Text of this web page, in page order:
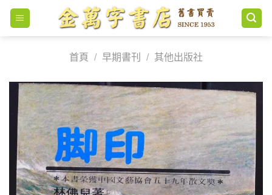
Skip
content
首頁
/ 早期書刊 / 其他出版社